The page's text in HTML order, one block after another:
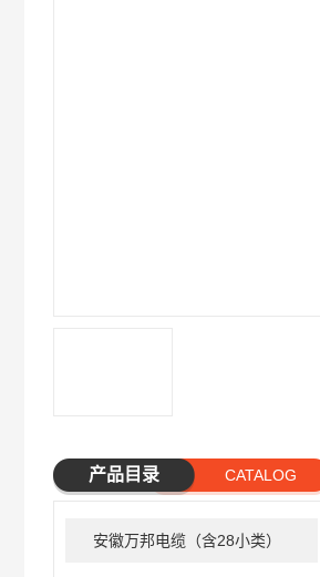
产品目录 CATALOG
安徽万邦电缆（含28小类）